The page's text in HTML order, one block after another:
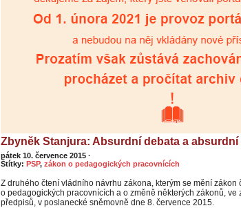
Zbyněk Stanjura: Absurdní debata a
pátek 10. července 2015 ·
Štítky: PSP, zákon o pedagogických pracovnících
Z druhého čtení vládního návrhu zákona, kterým se mění zákon
o pedagogických pracovnících a o změně některých zákonů, ve
předpisů, v poslanecké sněmovně dne 8. července 2015.